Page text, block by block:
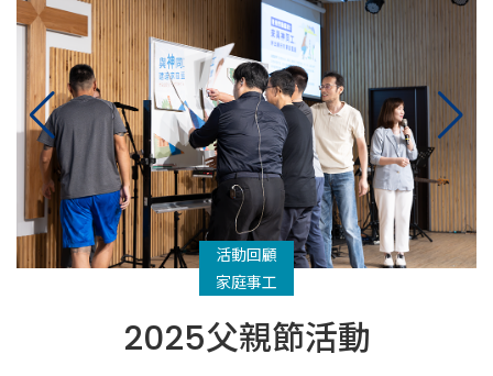
活動回顧
家庭事工
2025父親節活動